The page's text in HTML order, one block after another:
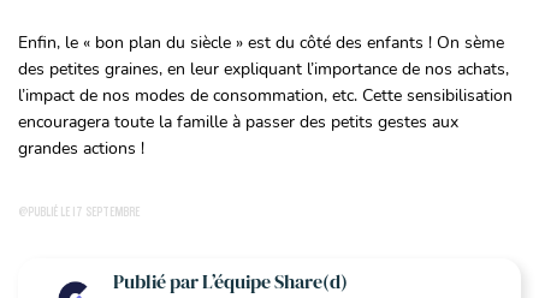
Enfin, le « bon plan du siècle » est du côté des enfants ! On sème
des petites graines, en leur expliquant l’importance de nos achats,
l’impact de nos modes de consommation, etc. Cette sensibilisation
encouragera toute la famille à passer des petits gestes aux
grandes actions !
@PUBLIÉ LE 17 SEPTEMBRE
Publié par L’équipe Share(d)